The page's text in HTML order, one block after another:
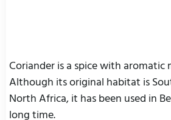
Coriander is a spice with aromatic
Although its original habitat is
North Africa, it has been used in
long time.